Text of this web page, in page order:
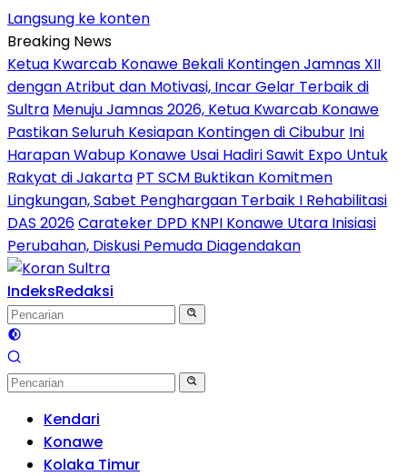
Langsung ke konten
Breaking News
Ketua Kwarcab Konawe Bekali Kontingen Jamnas XII
dengan Atribut dan Motivasi, Incar Gelar Terbaik di
Sultra Menuju Jamnas 2026, Ketua Kwarcab Konawe
Pastikan Seluruh Kesiapan Kontingen di Cibubur Ini
Harapan Wabup Konawe Usai Hadiri Sawit Expo Untuk
Rakyat di Jakarta PT SCM Buktikan Komitmen
Lingkungan, Sabet Penghargaan Terbaik I Rehabilitasi
DAS 2026Carateker DPD KNPI Konawe Utara Inisiasi
Perubahan, Diskusi Pemuda Diagendakan
IndeksRedaksi
Kendari
Konawe
Kolaka Timur